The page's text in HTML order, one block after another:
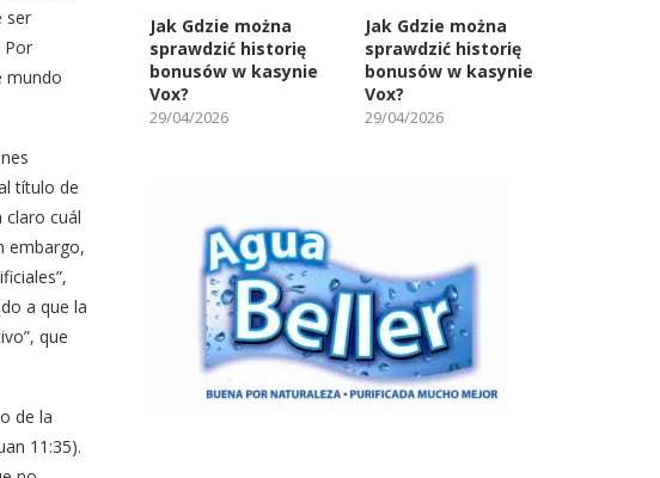
ser
Por
mundo
título de
claro cuál
embargo,
a que la
que
de la
11:35).
Jak Gdzie można
sprawdzić historię
bonusów w kasynie
Vox?
29/04/2026
Jak Gdzie można
sprawdzić historię
bonusów w kasynie
Vox?
29/04/2026